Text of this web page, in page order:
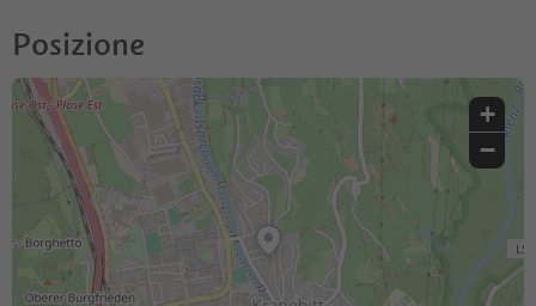
Posizione
+
−